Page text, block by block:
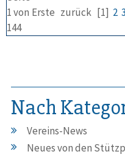
1 von
144
Erste zurück [1] 2 3
Nach
Vereins-News
Neues von den